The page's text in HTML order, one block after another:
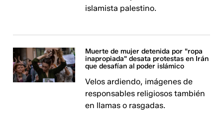
islamista palestino.
Muerte de mujer detenida por "ropa
inapropiada" desata protestas en Irán
que desafían al poder islámico
Velos ardiendo, imágenes de
responsables religiosos también
en llamas o rasgadas.